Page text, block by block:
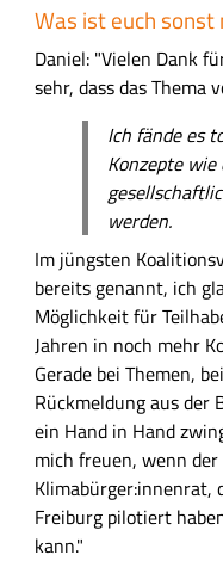
Was ist euch sonst
Daniel: "Vielen Dank
sehr, dass das Thema
Ich fände es
Konzepte
werden.
Im jüngsten
bereits genannt, ich
Möglichkeit für
Jahren in noch mehr
Gerade bei Themen,
Rückmeldung aus
ein Hand in Hand
mich freuen, wenn
Klimabürger:innenrat,
Freiburg pilotiert
kann."